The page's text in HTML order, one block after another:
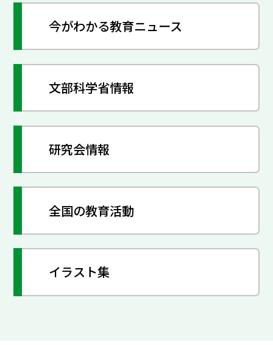
今がわかる教育ニュース
文部科学省情報
研究会情報
全国の教育活動
イラスト集